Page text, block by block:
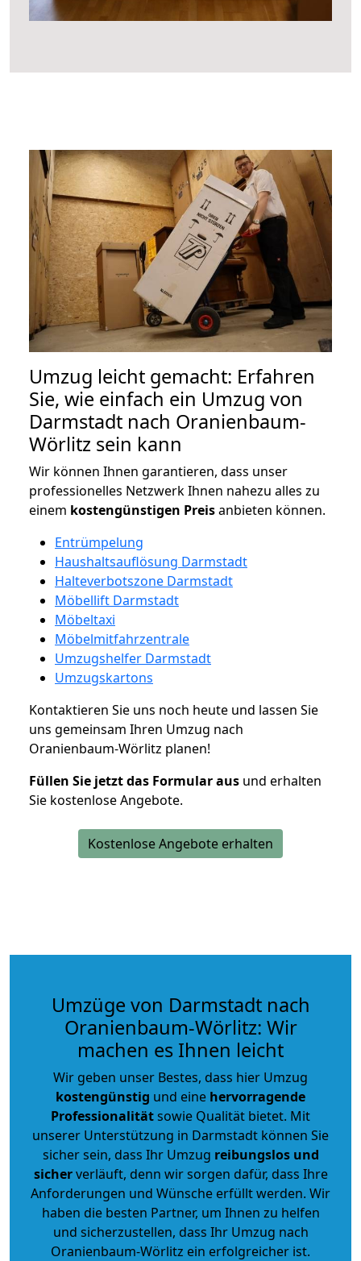
Umzug leicht gemacht: Erfahren
Sie, wie einfach ein Umzug von
Darmstadt nach Oranienbaum-
Wörlitz sein kann
Wir können Ihnen garantieren, dass unser
professionelles Netzwerk Ihnen nahezu alles zu
einem kostengünstigen Preisanbieten können.
Entrümpelung
Haushaltsauflösung Darmstadt
Halteverbotszone Darmstadt
Möbellift Darmstadt
Möbeltaxi
Möbelmitfahrzentrale
Umzugshelfer Darmstadt
Umzugskartons
Kontaktieren Sie uns noch heute und lassen Sie
uns gemeinsam Ihren Umzug nach
Oranienbaum-Wörlitz planen!
Füllen Sie jetzt das Formular aus und erhalten
Sie kostenlose Angebote.
Kostenlose Angebote erhalten
Umzüge von Darmstadt nach
Oranienbaum-Wörlitz: Wir
machen es Ihnen leicht
Wir geben unser Bestes, dass hier Umzug
kostengünstig und eine hervorragende
Professionalitätsowie Qualität bietet. Mit
unserer Unterstützung in Darmstadt können Sie
sicher sein, dass Ihr Umzug reibungslos und
sicherverläuft, denn wir sorgen dafür, dass Ihre
Anforderungen und Wünsche erfüllt werden. Wir
haben die besten Partner, um Ihnen zu helfen
und sicherzustellen, dass Ihr Umzug nach
Oranienbaum-Wörlitz ein erfolgreicher ist.